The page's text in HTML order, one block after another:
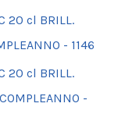
20 cl BRILL.
- 1146
20 cl BRILL.
-